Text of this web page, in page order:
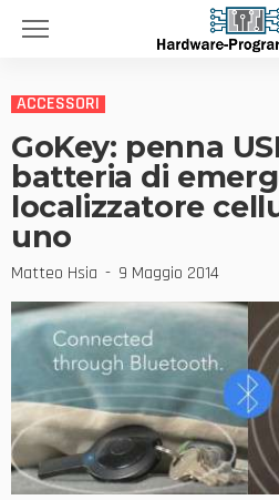
ACCESSORI
GoKey: penna
batteria di
localizzatore
uno
Matteo Hsia 9 Maggio 2014